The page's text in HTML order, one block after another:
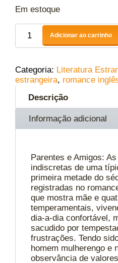
Em estoque
Adicionar ao carrinho
Categoria: Literatura
estrangeira, romance
Descrição
Informação adicional
Parentes e Amigos:
indiscretas de uma
primeira metade do
registradas no
que mostra mãe e
temperamentais,
dia-a-dia confortável,
sacudido por
frustrações. Tendo
homem mulherengo e
observância de